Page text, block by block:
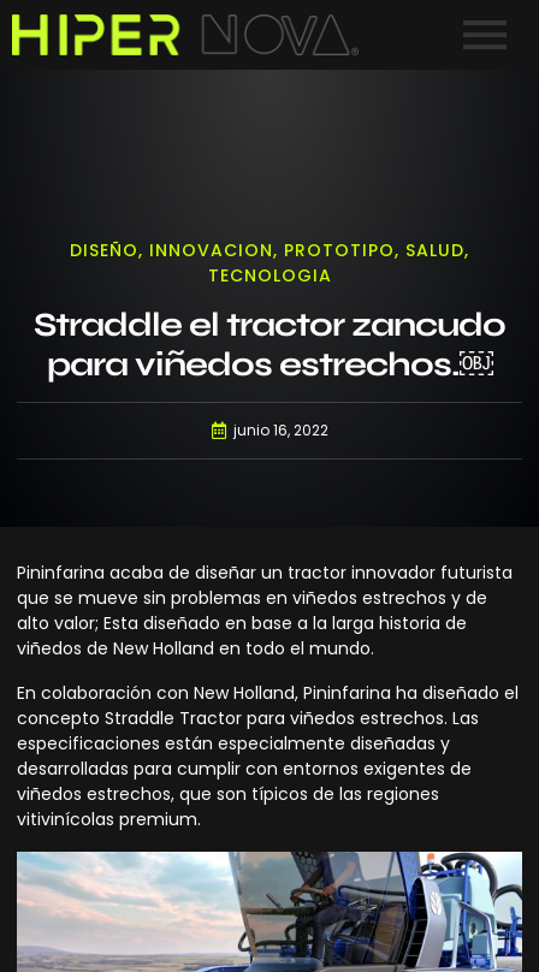
DISEÑO, INNOVACION, PROTOTIPO, SALUD,
TECNOLOGIA
Straddle el tractor zancudo
para viñedos estrechos.￼
junio 16, 2022
Pininfarina acaba de diseñar un tractor innovador futurista
que se mueve sin problemas en viñedos estrechos y de
alto valor; Esta diseñado en base a la larga historia de
viñedos de New Holland en todo el mundo.
En colaboración con New Holland, Pininfarina ha diseñado el
concepto Straddle Tractor para viñedos estrechos. Las
especificaciones están especialmente diseñadas y
desarrolladas para cumplir con entornos exigentes de
viñedos estrechos, que son típicos de las regiones
vitivinícolas premium.